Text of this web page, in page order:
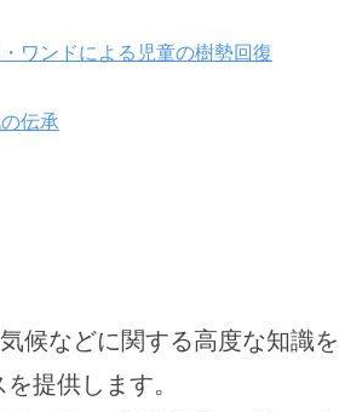
ワンドによる児童の樹勢回復
伝承
候などに関する高度な知識を
提供します。